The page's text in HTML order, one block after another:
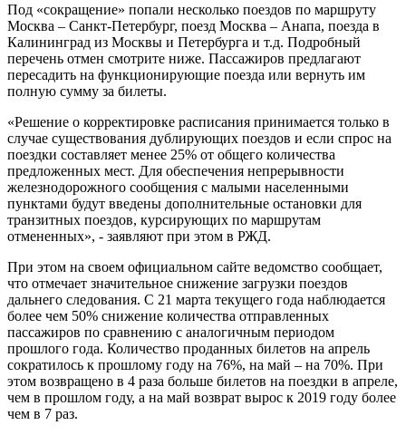
Под «сокращение» попали несколько поездов по маршруту
Москва – Санкт-Петербург, поезд Москва – Анапа, поезда в
Калининград из Москвы и Петербурга и т.д. Подробный
перечень отмен смотрите ниже. Пассажиров предлагают
пересадить на функционирующие поезда или вернуть им
полную сумму за билеты.
«Решение о корректировке расписания принимается только в
случае существования дублирующих поездов и если спрос на
поездки составляет менее 25% от общего количества
предложенных мест. Для обеспечения непрерывности
железнодорожного сообщения с малыми населенными
пунктами будут введены дополнительные остановки для
транзитных поездов, курсирующих по маршрутам
отмененных», - заявляют при этом в РЖД.
При этом на своем официальном сайте ведомство сообщает,
что отмечает значительное снижение загрузки поездов
дальнего следования. С 21 марта текущего года наблюдается
более чем 50% снижение количества отправленных
пассажиров по сравнению с аналогичным периодом
прошлого года. Количество проданных билетов на апрель
сократилось к прошлому году на 76%, на май – на 70%. При
этом возвращено в 4 раза больше билетов на поездки в апреле,
чем в прошлом году, а на май возврат вырос к 2019 году более
чем в 7 раз.